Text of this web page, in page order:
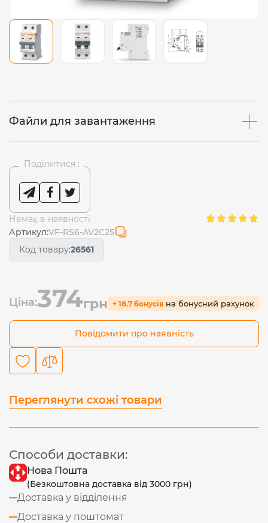
Файли для завантаження
Поділитися :
Немає в наявності
Артикул:VF-RS6-AV2C25
Код товару:26561
Ціна:374грн + 18.7 бонусів на бонусний рахунок
Повідомити про наявність
Переглянути схожі товари
Способи доставки:
Нова Пошта
(Безкоштовна доставка від 3000 грн)
Доставка у відділення
Доставка у поштомат